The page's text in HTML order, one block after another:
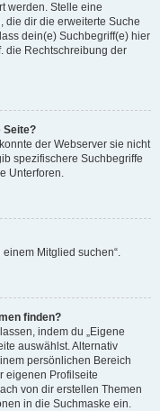
werden. Stelle eine
die dir die erweiterte Suche
dein(e) Suchbegriff(e) hier
die Rechtschreibung der
Seite?
der Webserver sie nicht
spezifischere Suchbegriffe
Unterforen.
einem Mitglied suchen“.
finden?
indem du „Eigene
auswählst. Alternativ
persönlichen Bereich
eigenen Profilseite
von dir erstellen Themen
in die Suchmaske ein.